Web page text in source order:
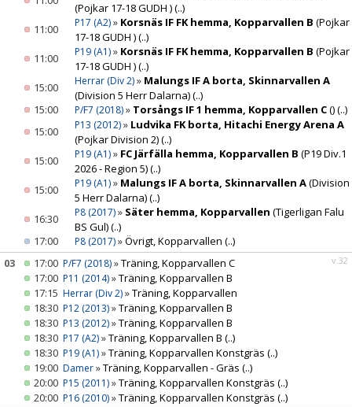
(Pojkar 17-18 GUDH )(..)
11:00
P17 (A2)» Korsnäs IF FK hemma, Kopparvallen B (Pojkar
17-18 GUDH )(..)
11:00
P19 (A1)» Korsnäs IF FK hemma, Kopparvallen B (Pojkar
17-18 GUDH )(..)
15:00
Herrar (Div 2)» Malungs IF A borta, Skinnarvallen A
(Division 5 Herr Dalarna)(..)
15:00
P/F7 (2018)» Torsångs IF 1 hemma, Kopparvallen C()(..)
15:00
P13 (2012)» Ludvika FK borta, Hitachi Energy Arena A
(Pojkar Division 2)(..)
15:00
P19 (A1)» FC Järfälla hemma, Kopparvallen B (P19 Div.1
2026 - Region 5)(..)
15:00
P19 (A1)» Malungs IF A borta, Skinnarvallen A(Division
5 Herr Dalarna)(..)
16:30
P8 (2017)» Säter hemma, Kopparvallen (Tigerligan Falu
BS Gul)(..)
17:00
P8 (2017)»Övrigt, Kopparvallen (..)
v.32
03 17:00 P/F7 (2018)»Träning, Kopparvallen C
17:00 P11 (2014)»Träning, Kopparvallen B
17:15 Herrar (Div 2)»Träning, Kopparvallen
18:30 P12 (2013)»Träning, Kopparvallen B
18:30 P13 (2012)»Träning, Kopparvallen B
18:30 P17 (A2)»Träning, Kopparvallen B (..)
18:30 P19 (A1)»Träning, Kopparvallen Konstgräs (..)
19:00 Damer»Träning, Kopparvallen - Gräs (..)
20:00 P15 (2011)»Träning, Kopparvallen Konstgräs (..)
20:00 P16 (2010)»Träning, Kopparvallen Konstgräs (..)